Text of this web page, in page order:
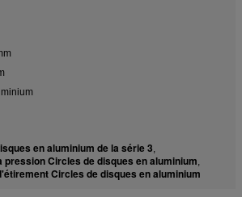
en aluminium de la série 3,
pression Circles de disques en aluminium,
Circles de disques en aluminium